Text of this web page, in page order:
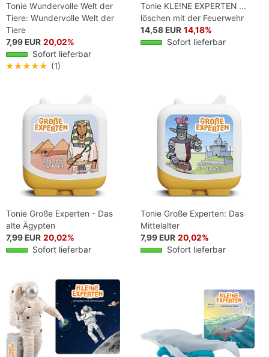
Tonie Wundervolle Welt der
Tiere: Wundervolle Welt der
Tiere
7,99 EUR 20,02%
Sofort lieferbar
★★★★★ (1)
Tonie KLE!NE EXPERTEN ...
löschen mit der Feuerwehr
14,58 EUR 14,18%
Sofort lieferbar
Tonie Große Experten - Das
alte Ägypten
7,99 EUR 20,02%
Sofort lieferbar
Tonie Große Experten: Das
Mittelalter
7,99 EUR 20,02%
Sofort lieferbar